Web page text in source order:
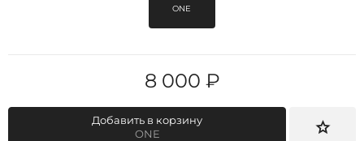
ONE
8 000 ₽
Добавить в корзину
ONE